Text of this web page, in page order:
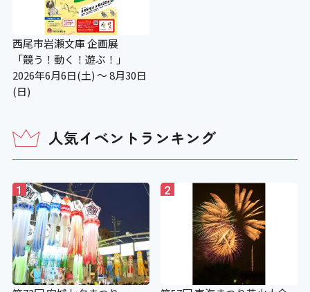
西尾市岩瀬文庫 企画展
「競う！動く！遊ぶ！」
2026年6月6日(土) ～ 8月30日
(日)
人気イベントランキング
1 2